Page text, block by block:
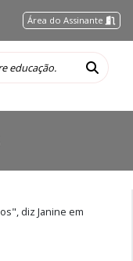
Área do Assinante
diz Janine em